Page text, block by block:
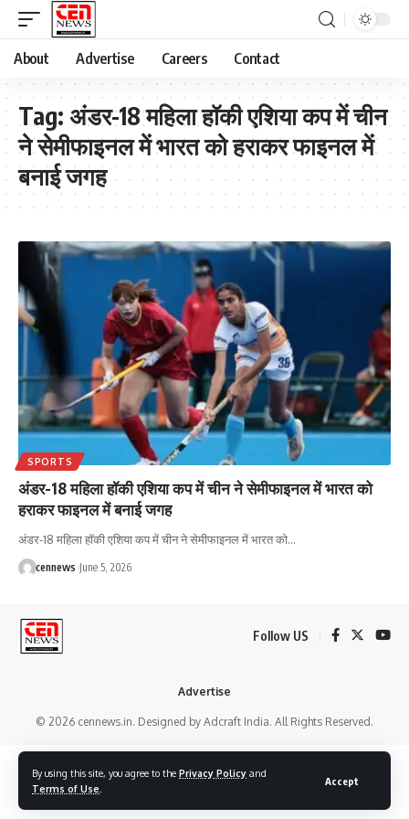
By using this site, you agree to the Privacy Policy and
Terms of Use
Accept
About Advertise Careers Contact
Tag: अंडर-18 महिला हॉकी एशिया कप में चीन
ने सेमीफाइनल में भारत को हराकर फाइनल में
बनाई जगह
SPORTS
अंडर-18 महिला हॉकी एशिया कप में चीन ने सेमीफाइनल में भारत को
हराकर फाइनल में बनाई जगह
अंडर-18 महिला हॉकी एशिया कप में चीन ने सेमीफाइनल में भारत को…
cennews June 5, 2026
Follow US
© 2026 cennews.in. Designed by Adcraft India. All Rights Reserved.
Advertise